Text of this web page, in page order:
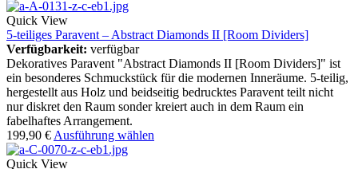
Quick View
5-teiliges Paravent – Abstract Diamonds II [Room Dividers]
Verfügbarkeit: verfügbar
Dekoratives Paravent "Abstract Diamonds II [Room Dividers]" ist
ein besonderes Schmuckstück für die modernen Inneräume. 5-teilig,
hergestellt aus Holz und beidseitig bedrucktes Paravent teilt nicht
nur diskret den Raum sonder kreiert auch in dem Raum ein
fabelhaftes Arrangement.
199,90 € Ausführung wählen
Quick View